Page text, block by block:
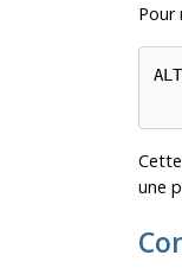
Pour
une